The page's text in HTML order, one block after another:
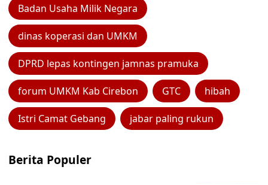
Badan Usaha Milik Negara
dinas koperasi dan UMKM
DPRD lepas kontingen jamnas pramuka
forum UMKM Kab Cirebon GTC hibah
Istri Camat Gebang jabar paling rukun
Berita Populer